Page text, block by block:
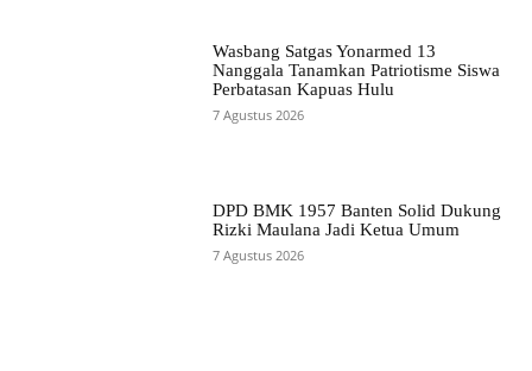
Wasbang Satgas Yonarmed 13
Nanggala Tanamkan Patriotisme Siswa
Perbatasan Kapuas Hulu
7 Agustus 2026
DPD BMK 1957 Banten Solid Dukung
Rizki Maulana Jadi Ketua Umum
7 Agustus 2026